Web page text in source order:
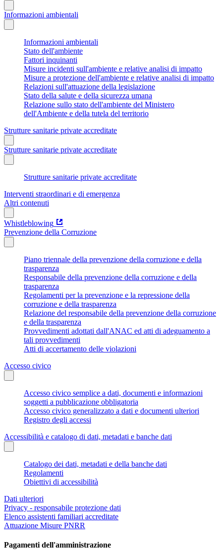
Informazioni ambientali
Informazioni ambientali
Stato dell'ambiente
Fattori inquinanti
Misure incidenti sull'ambiente e relative analisi di impatto
Misure a protezione dell'ambiente e relative analisi di impatto
Relazioni sull'attuazione della legislazione
Stato della salute e della sicurezza umana
Relazione sullo stato dell'ambiente del Ministero
dell'Ambiente e della tutela del territorio
Strutture sanitarie private accreditate
Strutture sanitarie private accreditate
Strutture sanitarie private accreditate
Interventi straordinari e di emergenza
Altri contenuti
Whistleblowing
Prevenzione della Corruzione
Piano triennale della prevenzione della corruzione e della
trasparenza
Responsabile della prevenzione della corruzione e della
trasparenza
Regolamenti per la prevenzione e la repressione della
corruzione e della trasparenza
Relazione del responsabile della prevenzione della corruzione
e della trasparenza
Provvedimenti adottati dall'ANAC ed atti di adeguamento a
tali provvedimenti
Atti di accertamento delle violazioni
Accesso civico
Accesso civico semplice a dati, documenti e informazioni
soggetti a pubblicazione obbligatoria
Accesso civico generalizzato a dati e documenti ulteriori
Registro degli accessi
Accessibilità e catalogo di dati, metadati e banche dati
Catalogo dei dati, metadati e della banche dati
Regolamenti
Obiettivi di accessibilità
Dati ulteriori
Privacy - responsabile protezione dati
Elenco assistenti familiari accreditate
Attuazione Misure PNRR
Pagamenti dell'amministrazione